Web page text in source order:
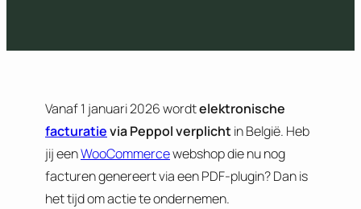
Vanaf 1 januari 2026 wordtelektronische
facturatievia Peppol verplicht in België. Heb
jij eenWooCommercewebshop die nu nog
facturen genereert via een PDF-plugin? Dan is
het tijd om actie te ondernemen.